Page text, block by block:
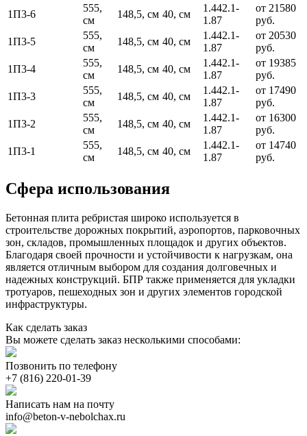
1П3-6
555,
см
148,5, см 40, см
1.442.1-
1.87
от 21580
руб.
1П3-5
555,
см
148,5, см 40, см
1.442.1-
1.87
от 20530
руб.
1П3-4
555,
см
148,5, см 40, см
1.442.1-
1.87
от 19385
руб.
1П3-3
555,
см
148,5, см 40, см
1.442.1-
1.87
от 17490
руб.
1П3-2
555,
см
148,5, см 40, см
1.442.1-
1.87
от 16300
руб.
1П3-1
555,
см
148,5, см 40, см
1.442.1-
1.87
от 14740
руб.
Сфера использования
Бетонная плита ребристая широко используется в
строительстве дорожных покрытий, аэропортов, парковочных
зон, складов, промышленных площадок и других объектов.
Благодаря своей прочности и устойчивости к нагрузкам, она
является отличным выбором для создания долговечных и
надежных конструкций. БПР также применяется для укладки
тротуаров, пешеходных зон и других элементов городской
инфраструктуры.
Как сделать заказ
Вы можете сделать заказ несколькими способами:
Позвонить по телефону
Написать нам на почту
info@beton-v-nebolchax.ru